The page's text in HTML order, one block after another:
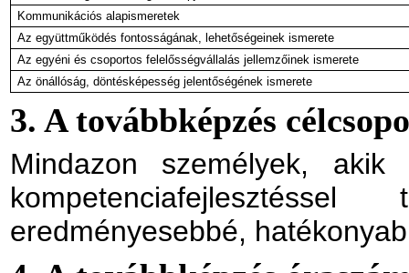
Kommunikációs alapismeretek
Az együttműködés fontosságának, lehetőségeinek ismerete
Az egyéni és csoportos felelősségvállalás jellemzőinek ismerete
Az önállóság, döntésképesség jelentőségének ismerete
3. A továbbképzés
Mindazon személyek, akik
eredményesebbé,